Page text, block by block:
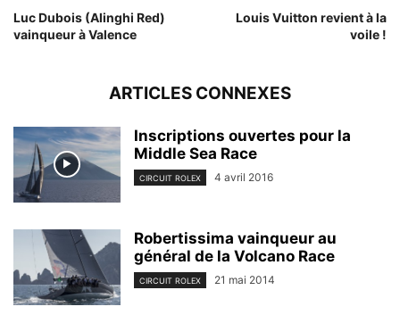
Luc Dubois (Alinghi Red)
vainqueur à Valence
Louis Vuitton revient à la
voile !
ARTICLES CONNEXES
Inscriptions ouvertes pour la
Middle Sea Race
CIRCUIT ROLEX 4 avril 2016
Robertissima vainqueur au
général de la Volcano Race
CIRCUIT ROLEX 21 mai 2014